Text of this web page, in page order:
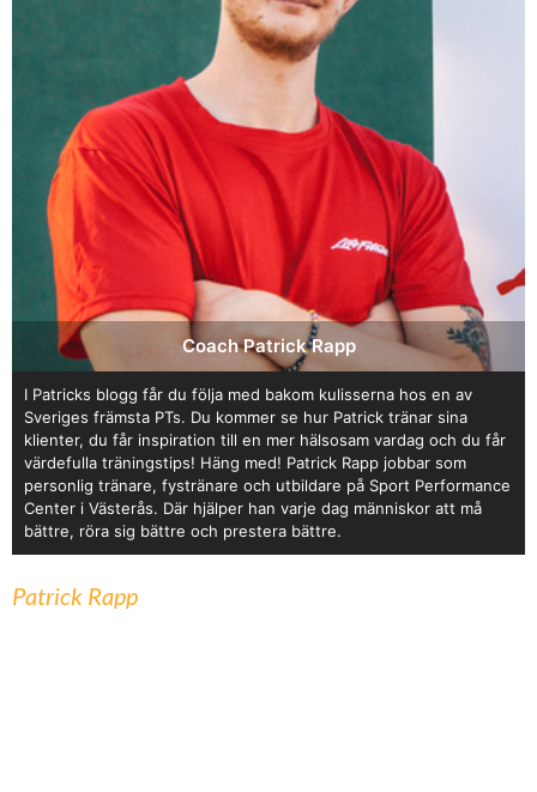
Coach Patrick Rapp
I Patricks blogg får du följa med bakom kulisserna hos en av
Sveriges främsta PTs. Du kommer se hur Patrick tränar sina
klienter, du får inspiration till en mer hälsosam vardag och du får
värdefulla träningstips! Häng med! Patrick Rapp jobbar som
personlig tränare, fystränare och utbildare på Sport Performance
Center i Västerås. Där hjälper han varje dag människor att må
bättre, röra sig bättre och prestera bättre.
Patrick Rapp